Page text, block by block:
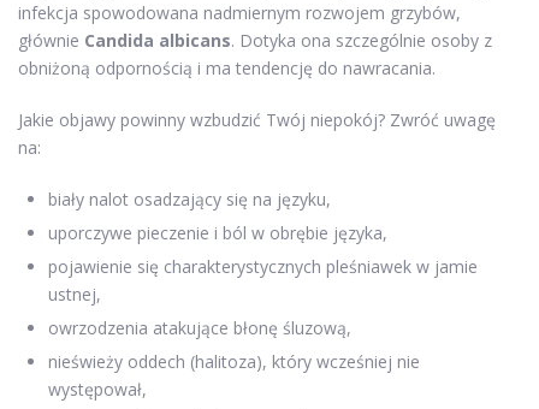
infekcja spowodowana nadmiernym rozwojem grzybów,
głównie Candida albicans. Dotyka ona szczególnie osoby z
obniżoną odpornością i ma tendencję do nawracania.
Jakie objawy powinny wzbudzić Twój niepokój? Zwróć uwagę
na:
biały nalot osadzający się na języku,
uporczywe pieczenie i ból w obrębie języka,
pojawienie się charakterystycznych pleśniawek w jamie
ustnej,
owrzodzenia atakujące błonę śluzową,
nieświeży oddech (halitoza), który wcześniej nie
występował,